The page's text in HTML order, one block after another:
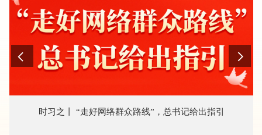
习、交流研讨，推动党员、干部理解和把握这一思想的
丰富内涵、精神实质和实践要求，进一步深刻领悟“两个
确立”的决定性意义，坚决做到“两个维护”。 会议要
求，要用习近平党建思想武装头脑、指导实践、推动工
作，一体推进党建与业务同谋划、同部署、同督办，推
程；发挥党组织战斗堡垒作用，凝聚党员干部合力，提
时习之丨 “走好网络群众路线”，总书记给出指引